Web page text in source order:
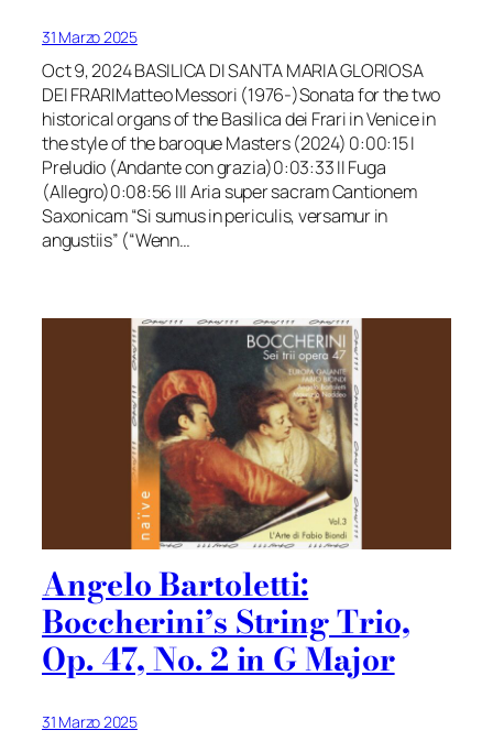
31 Marzo 2025
Oct 9, 2024 BASILICA DI SANTA MARIA GLORIOSA
DEI FRARIMatteo Messori (1976-)Sonata for the two
historical organs of the Basilica dei Frari in Venice in
the style of the baroque Masters (2024) 0:00:15 I
Preludio (Andante con grazia)0:03:33 II Fuga
(Allegro)0:08:56 III Aria super sacram Cantionem
Saxonicam “Si sumus in periculis, versamur in
angustiis” (“Wenn…
Angelo Bartoletti:
Boccherini’s String Trio,
Op. 47, No. 2 in G Major
31 Marzo 2025